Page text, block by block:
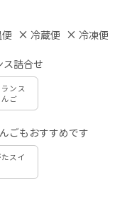
冷蔵便 冷凍便
詰合せ
ンス
ご
ごもおすすめです
スイ